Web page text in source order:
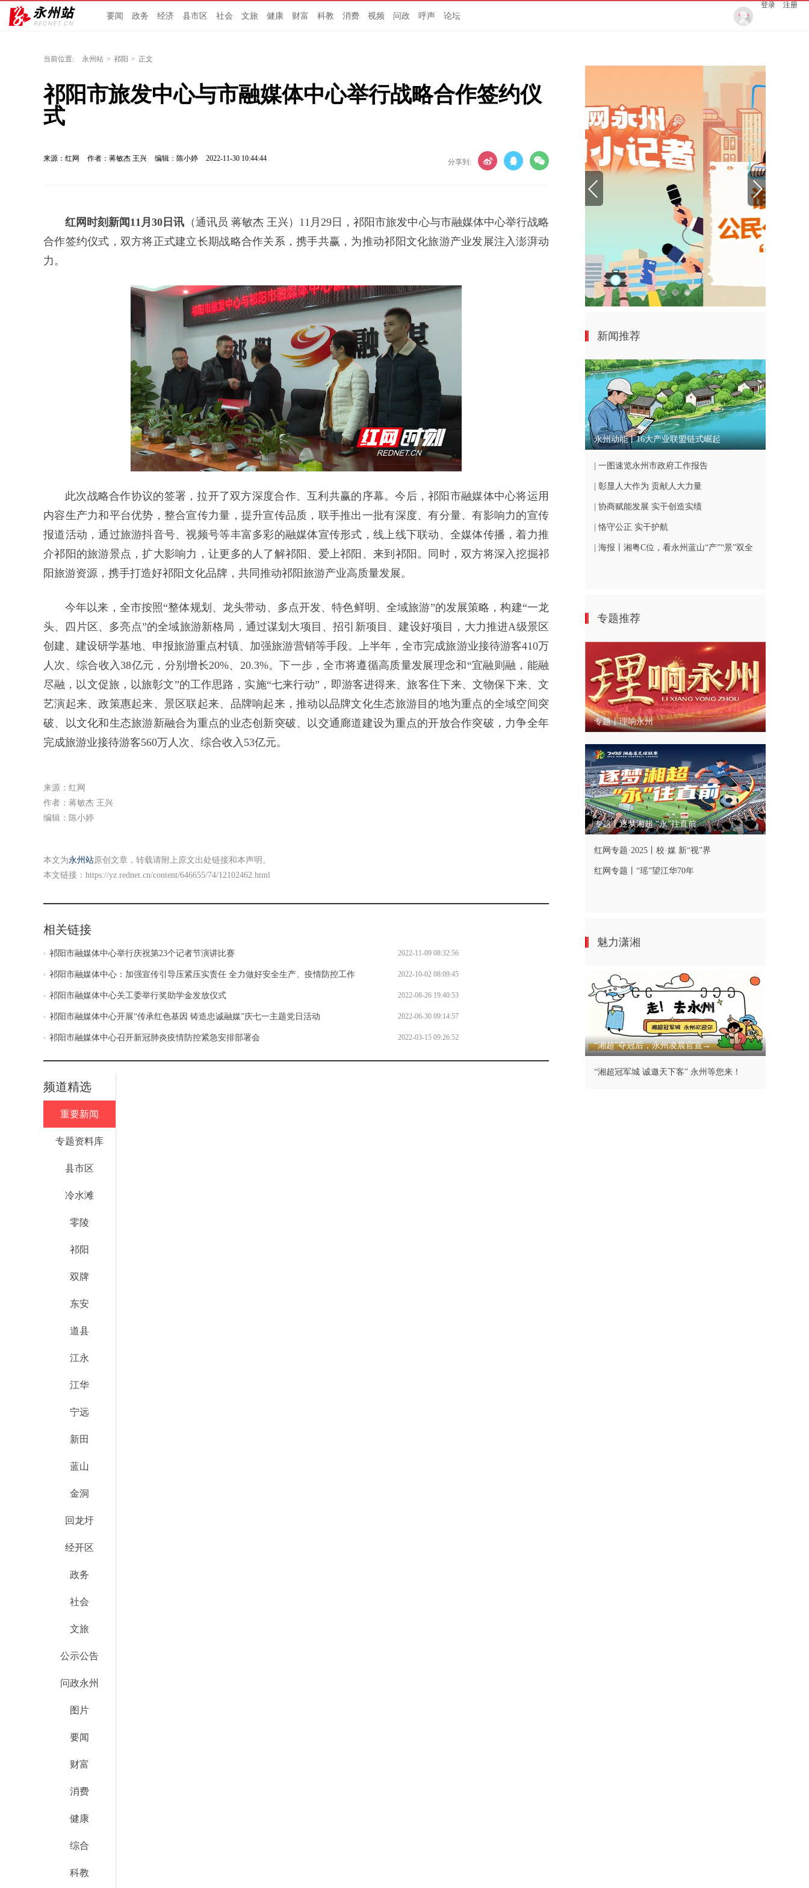
要闻 政务 经济 县市区 社会 文旅 健康 财富 科教 消费 视频 问政 呼声 论坛
登录 注册
当前位置: 永州站 > 祁阳 > 正文
祁阳市旅发中心与市融媒体中心举行战略合作签约仪
式
来源：红网 作者：蒋敏杰 王兴 编辑：陈小婷 2022-11-30 10:44:44 分享到:
红网时刻新闻11月30日讯 （通讯员 蒋敏杰 王兴）11月29日，祁阳市旅发中心与市融媒体中心举行战略
合作签约仪式，双方将正式建立长期战略合作关系，携手共赢，为推动祁阳文化旅游产业发展注入澎湃动
力。
此次战略合作协议的签署，拉开了双方深度合作、互利共赢的序幕。今后，祁阳市融媒体中心将运用
内容生产力和平台优势，整合宣传力量，提升宣传品质，联手推出一批有深度、有分量、有影响力的宣传
报道活动，通过旅游抖音号、视频号等丰富多彩的融媒体宣传形式，线上线下联动、全媒体传播，着力推
介祁阳的旅游景点，扩大影响力，让更多的人了解祁阳、爱上祁阳、来到祁阳。同时，双方将深入挖掘祁
阳旅游资源，携手打造好祁阳文化品牌，共同推动祁阳旅游产业高质量发展。
今年以来，全市按照“整体规划、龙头带动、多点开发、特色鲜明、全域旅游”的发展策略，构建“一龙
头、四片区、多亮点”的全域旅游新格局，通过谋划大项目、招引新项目、建设好项目，大力推进A级景区
创建、建设研学基地、申报旅游重点村镇、加强旅游营销等手段。上半年，全市完成旅游业接待游客410万
人次、综合收入38亿元，分别增长20%、20.3%。下一步，全市将遵循高质量发展理念和“宜融则融，能融
尽融，以文促旅，以旅彰文”的工作思路，实施“七来行动”，即游客进得来、旅客住下来、文物保下来、文
艺演起来、政策惠起来、景区联起来、品牌响起来，推动以品牌文化生态旅游目的地为重点的全域空间突
破、以文化和生态旅游新融合为重点的业态创新突破、以交通廊道建设为重点的开放合作突破，力争全年
完成旅游业接待游客560万人次、综合收入53亿元。
来源：红网
作者：蒋敏杰 王兴
编辑：陈小婷
本文为永州站原创文章，转载请附上原文出处链接和本声明。
本文链接： https://yz.rednet.cn/content/646655/74/12102462.html
相关链接
祁阳市融媒体中心举行庆祝第23个记者节演讲比赛 2022-11-09 08:32:56
祁阳市融媒体中心：加强宣传引导压紧压实责任 全力做好安全生产、疫情防控工作 2022-10-02 08:09:45
祁阳市融媒体中心关工委举行奖助学金发放仪式 2022-08-26 19:40:53
祁阳市融媒体中心开展“传承红色基因 铸造忠诚融媒”庆七一主题党日活动 2022-06-30 09:14:57
祁阳市融媒体中心召开新冠肺炎疫情防控紧急安排部署会 2022-03-15 09:26:52
频道精选
重要新闻
专题资料库
县市区
冷水滩
零陵
祁阳
双牌
东安
道县
江永
江华
宁远
新田
蓝山
金洞
回龙圩
经开区
政务
社会
文旅
公示公告
问政永州
图片
要闻
财富
消费
健康
综合
科教
新闻推荐
永州动能丨16大产业联盟链式崛起
| 一图速览永州市政府工作报告
| 彰显人大作为 贡献人大力量
| 协商赋能发展 实干创造实绩
| 恪守公正 实干护航
| 海报丨湘粤C位，看永州蓝山“产”“景”双全
专题推荐
专题丨理响永州
专题丨逐梦湘超 “永”往直前
红网专题·2025丨校·媒 新“视”界
红网专题丨“瑶”望江华70年
魅力潇湘
“湘超”夺冠后，永州凌晨官宣→
“湘超冠军城 诚邀天下客” 永州等您来！